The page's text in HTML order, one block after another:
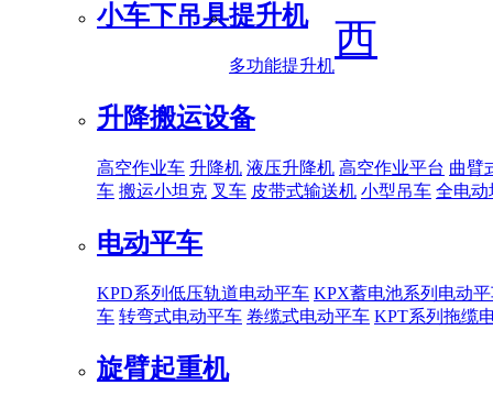
小车下吊具提升机
多功能提升机
升降搬运设备
高空作业车 升降机 液压升降机 高空作业平台 曲臂
车 搬运小坦克 叉车 皮带式输送机 小型吊车 全电动
电动平车
KPD系列低压轨道电动平车 KPX蓄电池系列电动
车 转弯式电动平车 卷缆式电动平车 KPT系列拖缆
旋臂起重机
西